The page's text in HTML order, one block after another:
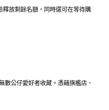
釋放剩餘名額，同時還可在等待購
數公仔愛好者收藏。憑藉旗艦店、